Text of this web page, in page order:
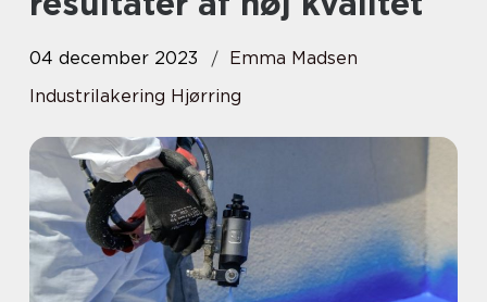
04 december 2023
Emma Madsen
Industrilakering Hjørring